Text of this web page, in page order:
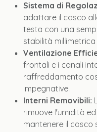
Sistema di
adattare il casco
testa con una
stabilità
Ventilazione
frontali e i canali
raffreddamento
impegnative.
Interni Removibili:
rimuove l'umidità
mantenere il casco